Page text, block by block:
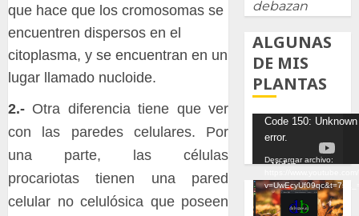
que hace que los cromosomas se
encuentren dispersos en el
citoplasma, y se encuentran en un
lugar llamado nucloide.
2.- Otra diferencia tiene que ver
con las paredes celulares. Por
una parte, las células
procariotas tienen una pared
celular no celulósica que poseen
debazan
ALGUNAS
DE MIS
PLANTAS
Reproductor
de
vídeo
Code 150: Unknown
error.
Descargar archivo: